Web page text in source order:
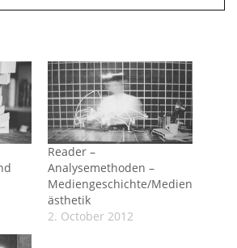
Reader –
Analysemethoden –
Mediengeschichte/Medien
ästhetik
2. October 2012